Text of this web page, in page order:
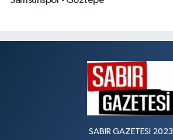
SABIR GAZETESİ 2023